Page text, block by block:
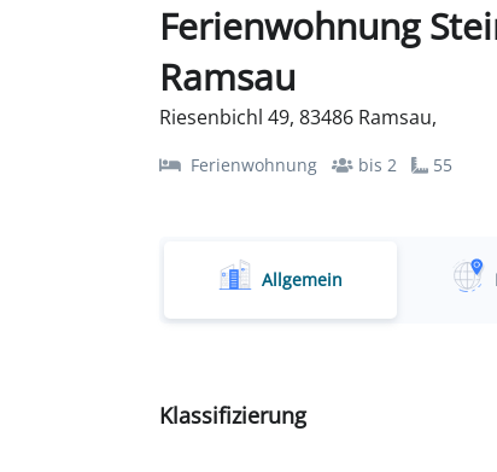
Ferienwohnung
Ramsau
Riesenbichl 49, 83486 Ramsau,
Ferienwohnung bis 2 55
Allgemein
Klassifizierung